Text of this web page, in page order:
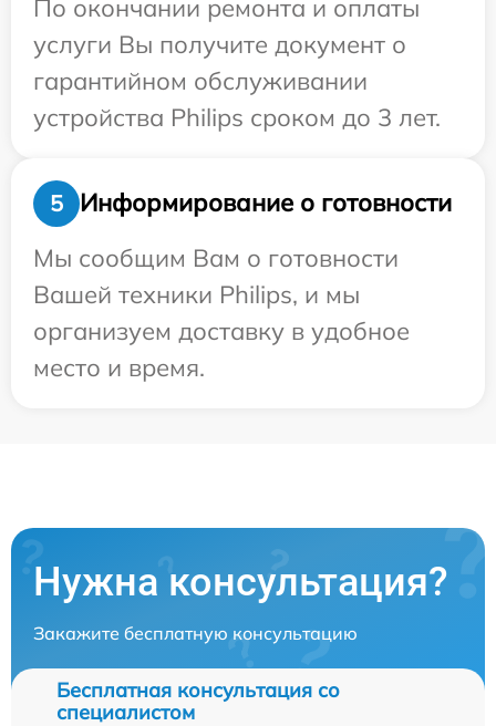
По окончании ремонта и оплаты
услуги Вы получите документ о
гарантийном обслуживании
устройства Philips сроком до 3 лет.
5
Информирование о готовности
Мы сообщим Вам о готовности
Вашей техники Philips, и мы
организуем доставку в удобное
место и время.
Нужна консультация?
Закажите бесплатную консультацию
Бесплатная консультация со
специалистом